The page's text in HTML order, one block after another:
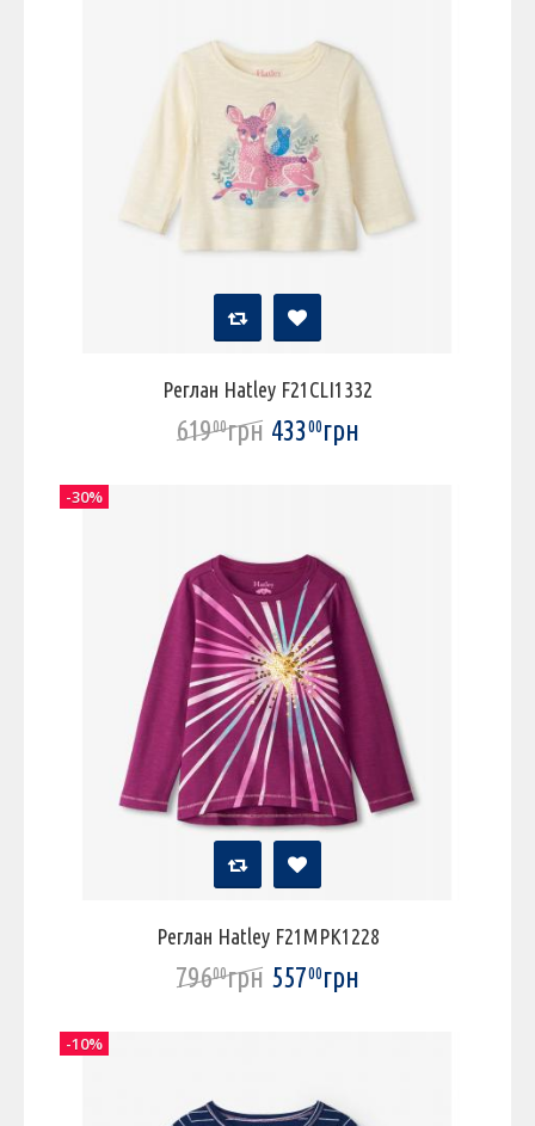
Реглан Hatley F21CLI1332
61900грн 43300грн
Реглан Hatley F21MPK1228
79600грн 55700грн
-30%
-10%